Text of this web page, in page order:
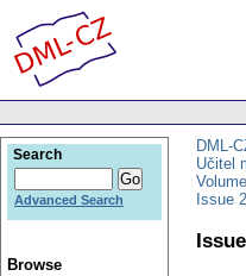
DML-
Učitel
Issue 2
Search
Advanced Search
Browse